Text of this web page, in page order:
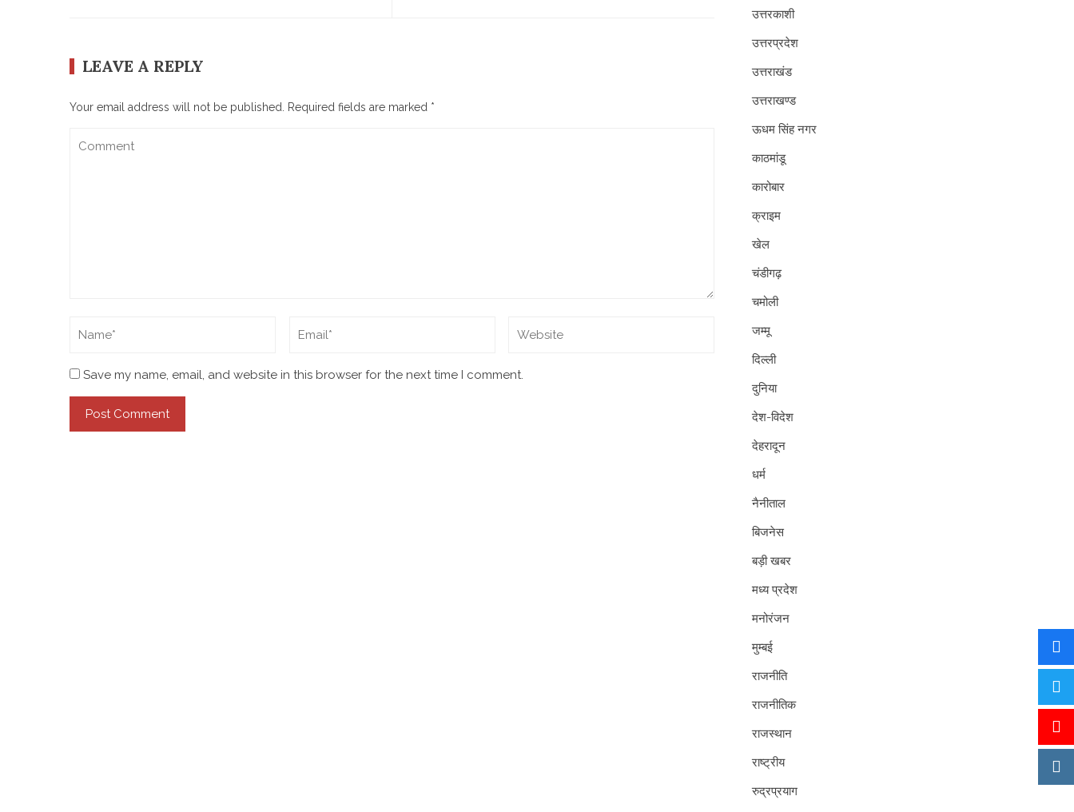
LEAVE A REPLY
Your email address will not be published. Required fields are marked *
Save my name, email, and website in this browser for the next time I comment.
उत्तरकाशी
उत्तरप्रदेश
उत्तराखंड
उत्तराखण्ड
ऊधम सिंह नगर
काठमांडू
कारोबार
क्राइम
खेल
चंडीगढ़
चमोली
जम्मू
दिल्ली
दुनिया
देश-विदेश
देहरादून
धर्म
नैनीताल
बिजनेस
बड़ी खबर
मध्य प्रदेश
मनोरंजन
मुम्बई
राजनीति
राजनीतिक
राजस्थान
राष्ट्रीय
रुद्रप्रयाग